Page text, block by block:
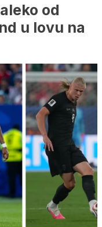
od
u lovu na